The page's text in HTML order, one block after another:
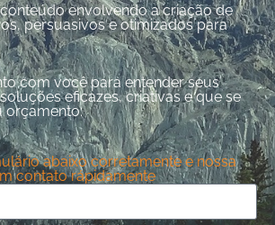
envolvendo a criação de
persuasivos e otimizados para
com você para entender seus
eficazes, criativas e que se
orçamento:
abaixo corretamente e nossa
contato rápidamente